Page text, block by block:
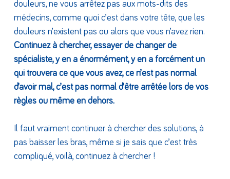
douleurs, ne vous arrêtez pas aux mots-dits des
médecins, comme quoi c’est dans votre tête, que les
douleurs n’existent pas ou alors que vous n’avez rien.
Continuez à chercher, essayer de changer de
spécialiste, y en a énormément, y en a forcément un
qui trouvera ce que vous avez, ce n’est pas normal
d’avoir mal, c’est pas normal d’être arrêtée lors de vos
règles ou même en dehors.
Il faut vraiment continuer à chercher des solutions, à
pas baisser les bras, même si je sais que c’est très
compliqué, voilà, continuez à chercher !